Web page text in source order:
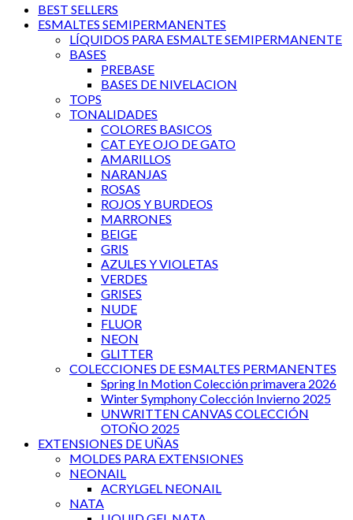
BEST SELLERS
ESMALTES SEMIPERMANENTES
LÍQUIDOS PARA ESMALTE SEMIPERMANENTE
BASES
PREBASE
BASES DE NIVELACION
TOPS
TONALIDADES
COLORES BASICOS
CAT EYE OJO DE GATO
AMARILLOS
NARANJAS
ROSAS
ROJOS Y BURDEOS
MARRONES
BEIGE
GRIS
AZULES Y VIOLETAS
VERDES
GRISES
NUDE
FLUOR
NEON
GLITTER
COLECCIONES DE ESMALTES PERMANENTES
Spring In Motion Colección primavera 2026
Winter Symphony Colección Invierno 2025
UNWRITTEN CANVAS COLECCIÓN
OTOÑO 2025
EXTENSIONES DE UÑAS
MOLDES PARA EXTENSIONES
NEONAIL
ACRYLGEL NEONAIL
NATA